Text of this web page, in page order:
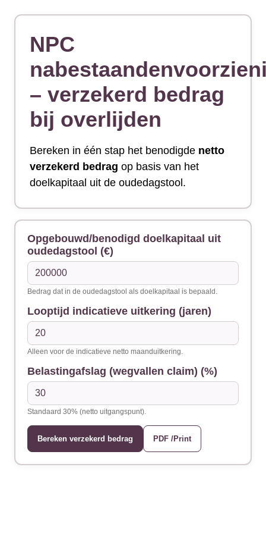
NPC
– verzekerd bedrag
bij overlijden
Bereken in één stap het benodigde netto
verzekerd bedrag op basis van het
doelkapitaal uit de oudedagstool.
Opgebouwd/benodigd doelkapitaal uit
oudedagstool (€)
Bedrag dat in de oudedagstool als doelkapitaal is bepaald.
Looptijd indicatieve uitkering (jaren)
Alleen voor de indicatieve netto maanduitkering.
Belastingafslag (wegvallen claim) (%)
Standaard 30% (netto uitgangspunt).
Bereken verzekerd bedrag PDF /Print